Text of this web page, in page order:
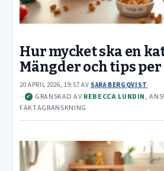
Hur mycket ska en
Mängder och tips
20 APRIL 2026, 19:57 AV SARA BERGQVIST
· ✓ GRANSKAD AV REBECCA LUNDIN,
FAKTAGRANSKNING